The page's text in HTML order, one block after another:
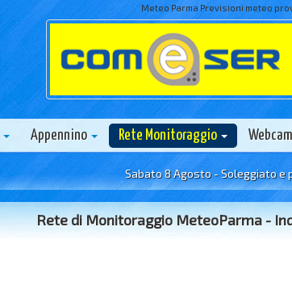
Meteo Parma Previsioni meteo
Appennino Rete Monitoraggio Webcam
Sabato 8 Agosto - Soleggiato e più
Rete di Monitoraggio MeteoParma -